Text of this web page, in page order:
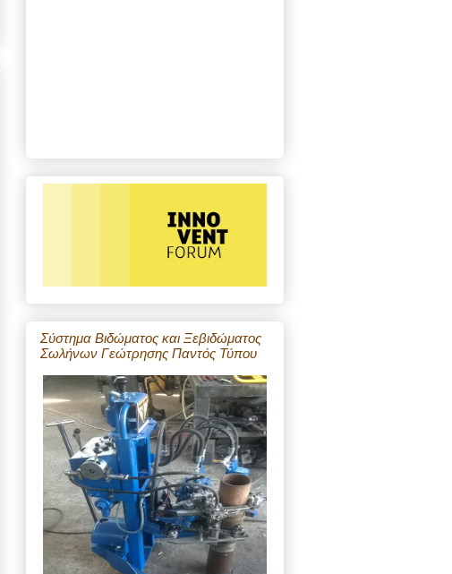
Σύστημα Βιδώματος και Ξεβιδώματος
Σωλήνων Γεώτρησης Παντός Τύπου